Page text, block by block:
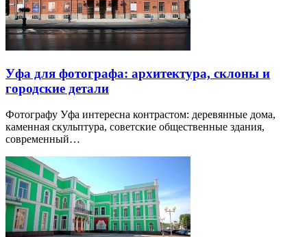
Уфа для фотографа: архитектура, склоны и
городские детали
Фотографу Уфа интересна контрастом: деревянные дома,
каменная скульптура, советские общественные здания,
современный…